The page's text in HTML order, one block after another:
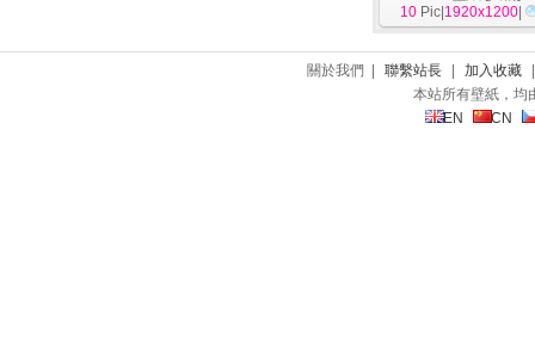
10 Pic| 1920x1200
關於我們 | 聯繫站長 加入收藏
本站所有壁紙，均
EN
CN